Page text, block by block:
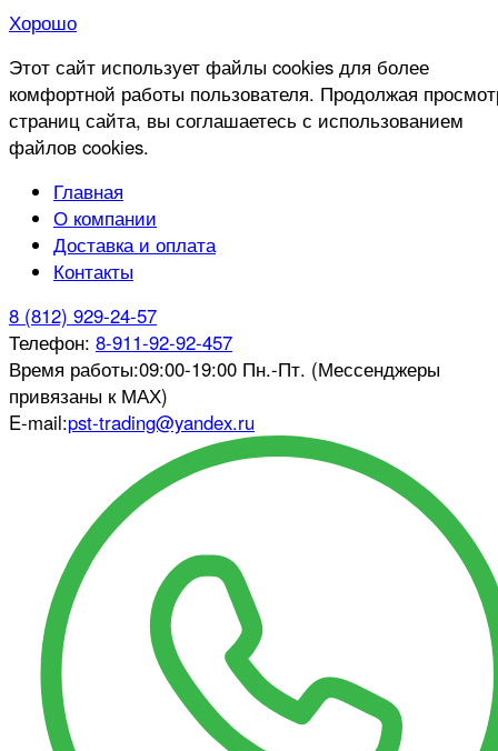
Хорошо
Этот сайт использует файлы cookies для более
комфортной работы пользователя. Продолжая
страниц сайта, вы соглашаетесь с использованием
файлов cookies.
Главная
О компании
Доставка и оплата
Контакты
8 (812) 929-24-57
Телефон: 8-911-92-92-457
Время работы:09:00-19:00 Пн.-Пт. (Мессенджеры
привязаны к МАХ)
E-mail:pst-trading@yandex.ru